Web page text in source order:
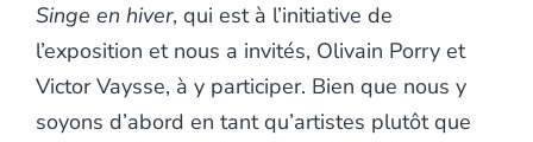
Singe en hiver, qui est à l’initiative de
l’exposition et nous a invités, Olivain Porry et
Victor Vaysse, à y participer. Bien que nous y
soyons d’abord en tant qu’artistes plutôt que